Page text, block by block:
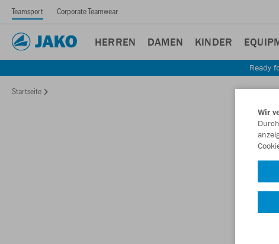
Teamsport Corporate Teamwear
HERREN DAMEN KINDER
Ready
Startseite
Wir